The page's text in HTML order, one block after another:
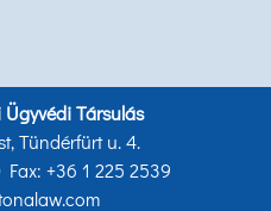
Társulás
Tündérfürt u. 4.
+36 1 225 2539